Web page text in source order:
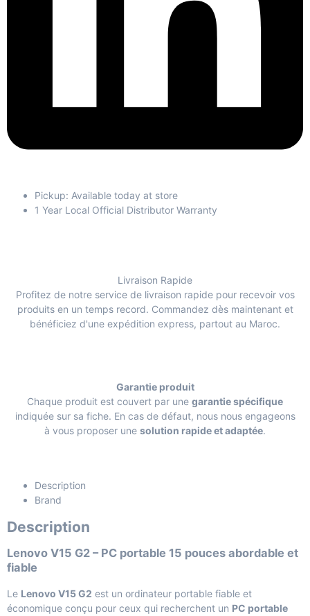
Pickup: Available today at store
1 Year Local Official Distributor Warranty
Livraison Rapide
Profitez de notre service de livraison rapide pour recevoir vos
produits en un temps record. Commandez dès maintenant et
bénéficiez d'une expédition express, partout au Maroc.
Garantie produit
Chaque produit est couvert par une garantie spécifique
indiquée sur sa fiche. En cas de défaut, nous nous engageons
à vous proposer une solution rapide et adaptée.
Description
Brand
Description
Lenovo V15 G2 – PC portable 15 pouces abordable et
fiable
Le Lenovo V15 G2 est un ordinateur portable fiable et
économique conçu pour ceux qui recherchent un PC portable